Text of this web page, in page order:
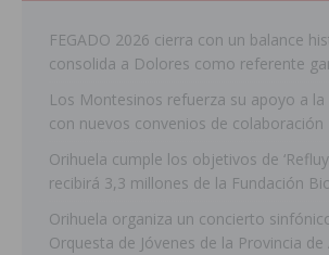
FEGADO 2026 cierra con un balance
consolida a Dolores como referente
Los Montesinos refuerza su apoyo a la
con nuevos convenios de colaboración
Orihuela cumple los objetivos de
recibirá 3,3 millones de la Fundación
Orihuela organiza un concierto
Orquesta de Jóvenes de la Provincia